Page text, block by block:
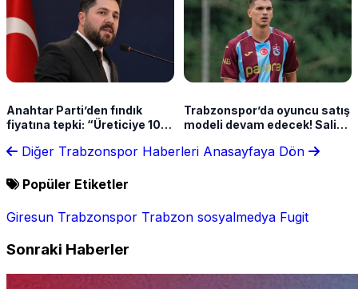
Anahtar Parti’den fındık
fiyatına tepki: “Üreticiye 10-
Trabzonspor’da oyuncu satış
modeli devam edecek! Salih
Diğer Trabzonspor Haberleri Anasayfaya Dön
Popüler Etiketler
Giresun Trabzonspor Trabzon sosyalmedya Fugit
Sonraki Haberler